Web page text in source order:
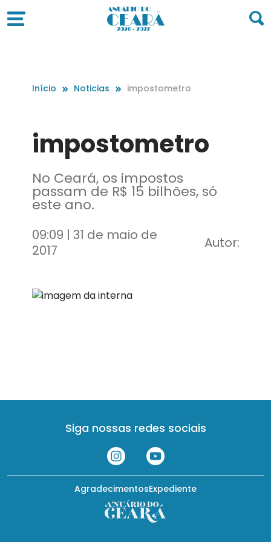
Início Noticias impostometro
impostometro
No Ceará, os impostos
passam de R$ 15 bilhões, só
este ano.
09:09 | 31 de maio de
2017
Autor:
Siga nossas redes sociais
Expediente
Agradecimentos